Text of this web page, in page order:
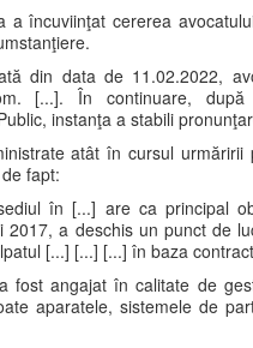
a încuviinţat cererea
din data de 11.02.2022,
[...]. În continuare,
instanţa a stabili
atât în cursul
fapt:
în [...] are ca principal
2017, a deschis un punct de
[...] [...] [...] în baza
fost angajat în calitate de
aparatele, sistemele de